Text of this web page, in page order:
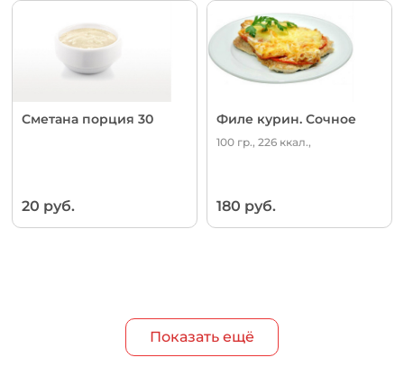
Сметана порция 30
20 руб.
Филе курин. Сочное
100 гр., 226 ккал.,
180 руб.
Показать ещё